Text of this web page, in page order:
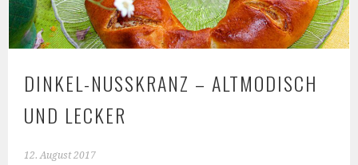
DINKEL-NUSSKRANZ – ALTMODISCH
UND LECKER
12. August 2017